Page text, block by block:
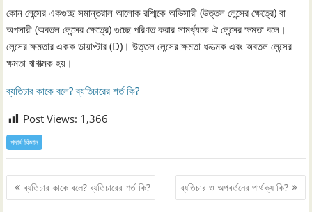
কোন লেন্সের একগুচ্ছ সমান্তরাল আলোক রশ্মিকে অভিসারী (উত্তল লেন্সের ক্ষেত্রে) বা
অপসারী (অবতল লেন্সের ক্ষেত্রে) গুচ্ছে পরিণত করার সামর্থ্যকে ঐ লেন্সের ক্ষমতা বলে।
লেন্সের ক্ষমতার একক ডায়াপ্টার (D)। উত্তল লেন্সের ক্ষমতা ধনাত্মক এবং অবতল লেন্সের
ক্ষমতা ঋণাত্মক হয়।
ব্যতিচার কাকে বলে? ব্যতিচারের শর্ত কি?
Post Views: 1,366
পদার্থ বিজ্ঞান
Post
navigation
ব্যতিচার কাকে বলে? ব্যতিচারের শর্ত কি? ব্যতিচার ও অপবর্তনের পার্থক্য কি?